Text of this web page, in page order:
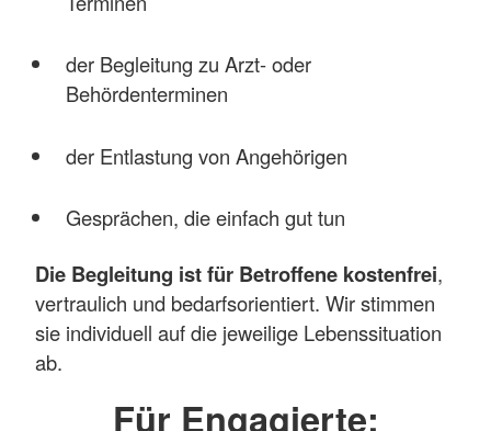
der Begleitung zu Arzt- oder
Behördenterminen
der Entlastung von Angehörigen
Gesprächen, die einfach gut tun
Die Begleitung ist für Betroffene kostenfrei,
vertraulich und bedarfsorientiert. Wir stimmen
sie individuell auf die jeweilige Lebenssituation
ab.
Für Engagierte: